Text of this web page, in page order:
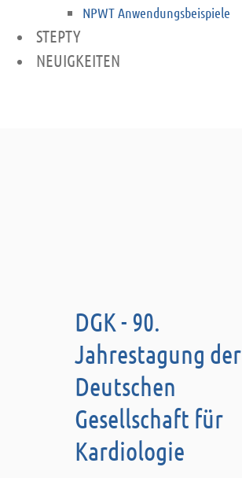
NPWT Anwendungsbeispiele
STEPTY
NEUIGKEITEN
DGK - 90.
Jahrestagung der
Deutschen
Gesellschaft für
Kardiologie